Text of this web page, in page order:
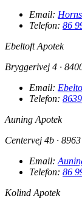
Email:
Telefon: 86
Ebeltoft Apotek
Bryggerivej 4 ·
Email:
Telefon:
Auning Apotek
Centervej 4b ·
Email:
Telefon: 86
Kolind Apotek